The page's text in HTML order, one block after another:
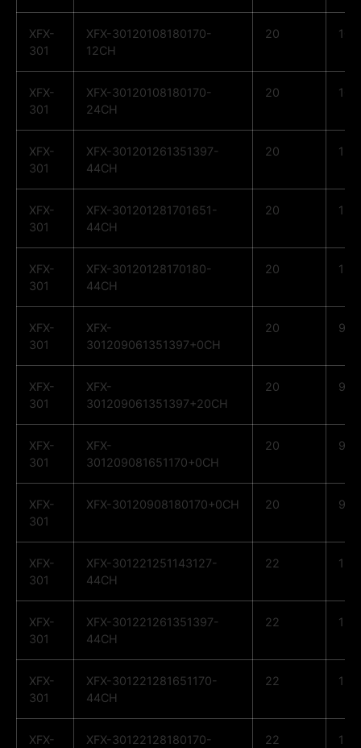
XFX-
301
XFX-30120108180170-
12CH
20 10
XFX-
301
XFX-30120108180170-
24CH
20 10
XFX-
301
XFX-301201261351397-
44CH
20 12
XFX-
301
XFX-301201281701651-
44CH
20 12
XFX-
301
XFX-30120128170180-
44CH
20 12
XFX-
301
XFX-
301209061351397+0CH
20 9
XFX-
301
XFX-
301209061351397+20CH
20 9
XFX-
301
XFX-
301209081651170+0CH
20 9
XFX-
301
XFX-30120908180170+0CH 20 9
XFX-
301
XFX-301221251143127-
44CH
22 12
XFX-
301
XFX-301221261351397-
44CH
22 12
XFX-
301
XFX-301221281651170-
44CH
22 12
XFX-
XFX-30122128180170-
22 12